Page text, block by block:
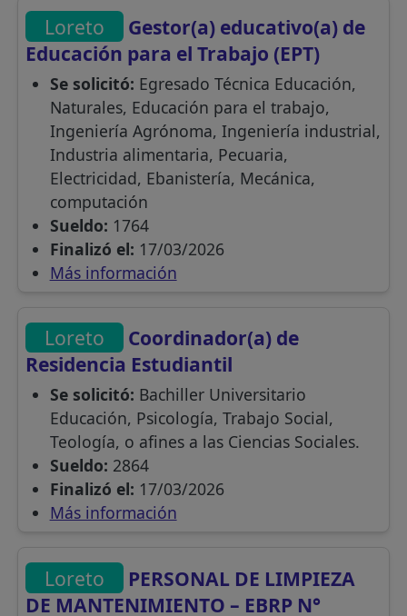
Loreto
Gestor(a) educativo(a) de
Educación para el Trabajo (EPT)
Se solicitó: Egresado Técnica Educación,
Naturales, Educación para el trabajo,
Ingeniería Agrónoma, Ingeniería industrial,
Industria alimentaria, Pecuaria,
Electricidad, Ebanistería, Mecánica,
computación
Sueldo: 1764
Finalizó el: 17/03/2026
Más información
Loreto
Coordinador(a) de
Residencia Estudiantil
Se solicitó: Bachiller Universitario
Educación, Psicología, Trabajo Social,
Teología, o afines a las Ciencias Sociales.
Sueldo: 2864
Finalizó el: 17/03/2026
Más información
Loreto
PERSONAL DE LIMPIEZA
DE MANTENIMIENTO – EBRP N°